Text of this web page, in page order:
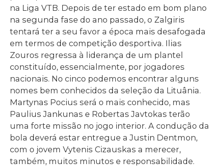
na Liga VTB. Depois de ter estado em bom plano
na segunda fase do ano passado, o Zalgiris
tentará ter a seu favor a época mais desafogada
em termos de competição desportiva. Ilias
Zouros regressa à liderança de um plantel
constituído, essencialmente, por jogadores
nacionais. No cinco podemos encontrar alguns
nomes bem conhecidos da seleção da Lituânia.
Martynas Pocius será o mais conhecido, mas
Paulius Jankunas e Robertas Javtokas terão
uma forte missão no jogo interior. A condução da
bola deverá estar entregue a Justin Dentmon,
com o jovem Vytenis Cizauskas a merecer,
também, muitos minutos e responsabilidade.